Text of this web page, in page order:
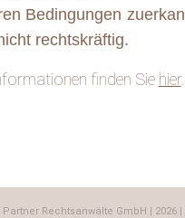
Bedingungen
rechtskräftig.
finden Sie hier.
Rechtsanwälte GmbH | 2026 |